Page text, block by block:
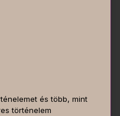
és több, mint
történelem